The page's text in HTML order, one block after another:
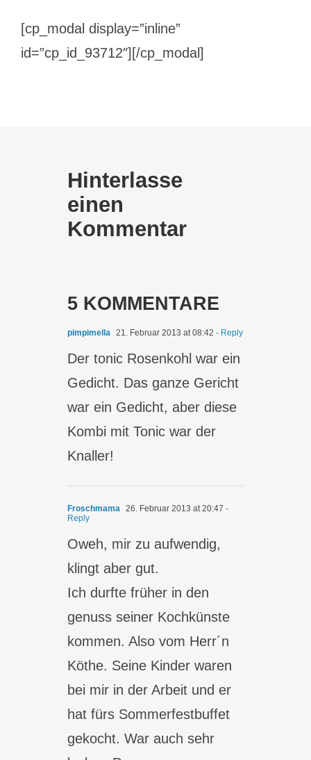
[cp_modal display=”inline”
id=”cp_id_93712″][/cp_modal]
Hinterlasse
einen
Kommentar
5 KOMMENTARE
pimpimella 21. Februar 2013 at 08:42 - Reply
Der tonic Rosenkohl war ein
Gedicht. Das ganze Gericht
war ein Gedicht, aber diese
Kombi mit Tonic war der
Knaller!
Froschmama 26. Februar 2013 at 20:47 -
Reply
Oweh, mir zu aufwendig,
klingt aber gut.
Ich durfte früher in den
genuss seiner Kochkünste
kommen. Also vom Herr´n
Köthe. Seine Kinder waren
bei mir in der Arbeit und er
hat fürs Sommerfestbuffet
gekocht. War auch sehr